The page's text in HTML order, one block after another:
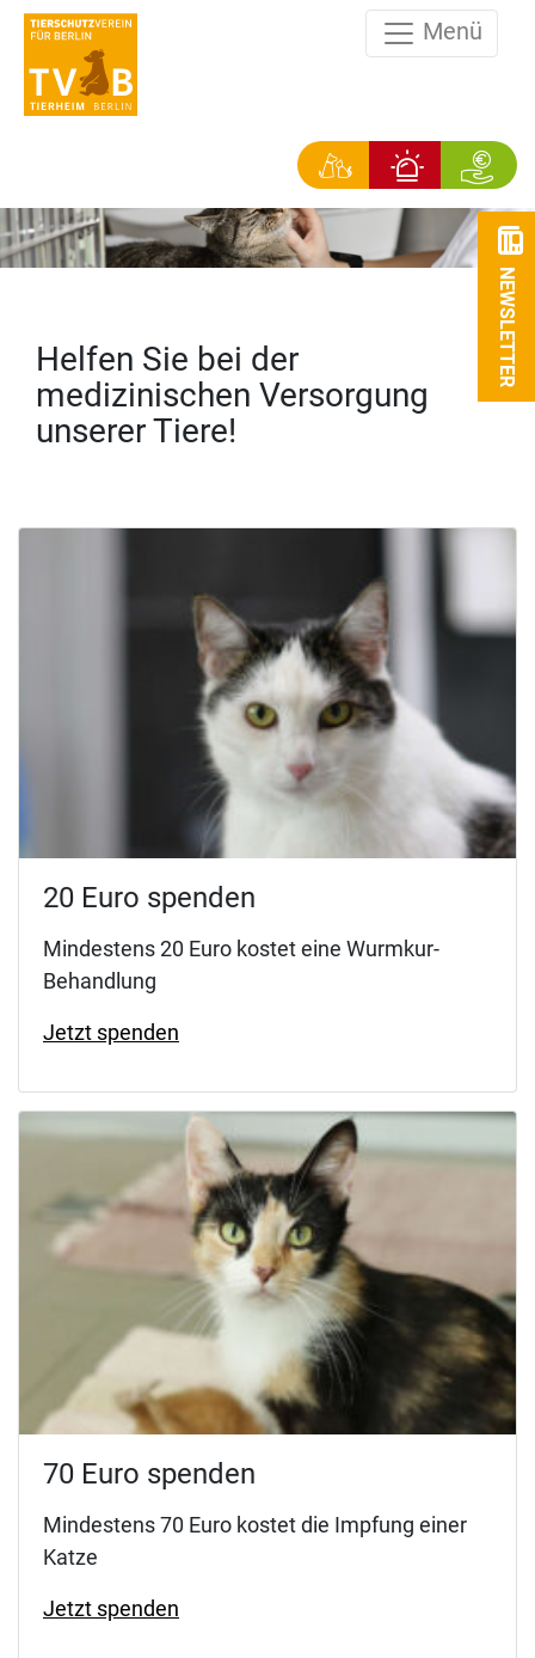
Menü
NEWSLETTER
Helfen Sie bei der
medizinischen Versorgung
unserer Tiere!
20 Euro spenden
Mindestens 20 Euro kostet eine Wurmkur-
Behandlung
Jetzt spenden
70 Euro spenden
Mindestens 70 Euro kostet die Impfung einer
Katze
Jetzt spenden